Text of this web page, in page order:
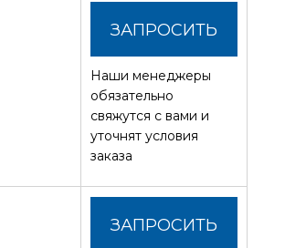
ЗАПРОСИТЬ
СТОИМОСТЬ
Наши менеджеры
обязательно
свяжутся с вами и
уточнят условия
заказа
ЗАПРОСИТЬ